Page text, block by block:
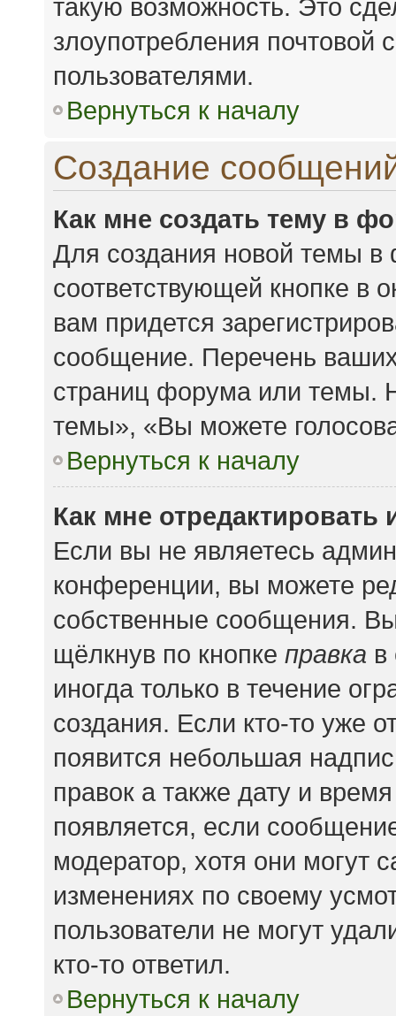
такую возможность. Это
злоупотребления
пользователями.
Вернуться к началу
Создание
Как мне создать тему в
Для создания новой темы
соответствующей кнопке
вам придется
сообщение. Перечень
страниц форума или темы.
темы», «Вы можете
Вернуться к началу
Как мне
Если вы не являетесь
конференции, вы можете
собственные сообщения.
щёлкнув по кнопке правка в
иногда только в течение
создания. Если кто-то уже
появится небольшая
правок а также дату и
появляется, если
модератор, хотя они могут
изменениях по своему
пользователи не могут
кто-то ответил.
Вернуться к началу